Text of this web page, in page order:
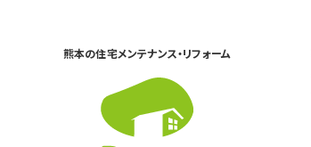
熊本の住宅メンテナンス・リフォーム